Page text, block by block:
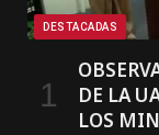
DESTACADAS
DE LA
LOS